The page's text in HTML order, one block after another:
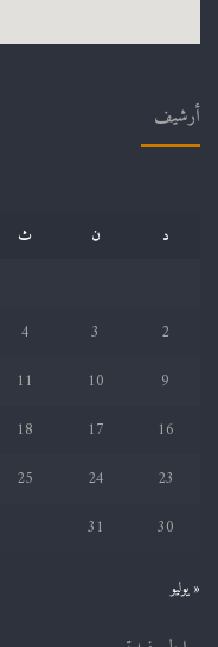
أرشيف
د
ن ث
2
3
4
9
10
11
16
17
18
23
24
25
30
31
« يوليو